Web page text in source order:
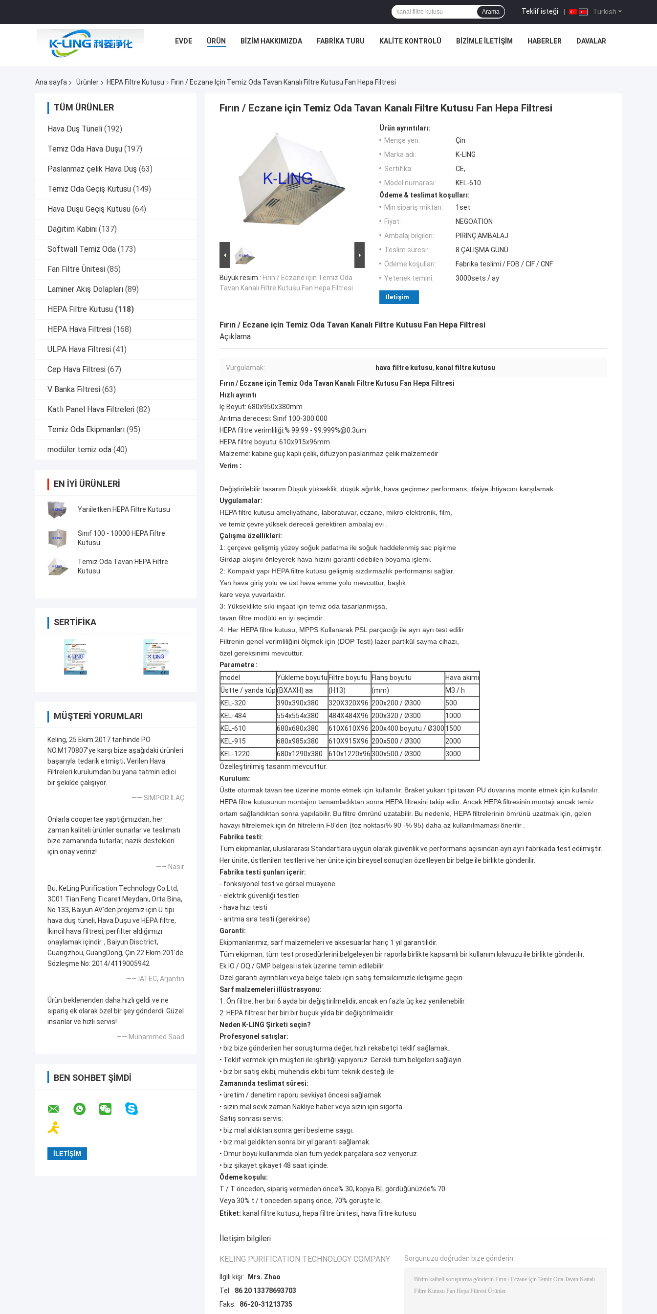
Turkish
Teklif isteği |
Arama
EVDE ÜRÜN BIZIM HAKKIMIZDA FABRIKA TURU KALITE KONTROLÜ BIZIMLE İLETIŞIM HABERLER DAVALAR
Ana sayfa Ürünler HEPA Filtre Kutusu Fırın / Eczane Için Temiz Oda Tavan Kanalı Filtre Kutusu Fan Hepa Filtresi
TÜM ÜRÜNLER
Hava Duş Tüneli (192)
Temiz Oda Hava Duşu (197)
Paslanmaz çelik Hava Duş (63)
Temiz Oda Geçiş Kutusu (149)
Hava Duşu Geçiş Kutusu (64)
Dağıtım Kabini (137)
Softwall Temiz Oda (173)
Fan Filtre Ünitesi (85)
Laminer Akış Dolapları (89)
HEPA Filtre Kutusu (118)
HEPA Hava Filtresi (168)
ULPA Hava Filtresi (41)
Cep Hava Filtresi (67)
V Banka Filtresi (63)
Katlı Panel Hava Filtreleri (82)
Temiz Oda Ekipmanları (95)
modüler temiz oda (40)
EN IYI ÜRÜNLERI
Yarıiletken HEPA Filtre Kutusu
Sınıf 100 - 10000 HEPA Filtre
Kutusu
Temiz Oda Tavan HEPA Filtre
Kutusu
SERTIFIKA
MÜŞTERI YORUMLARI
Keling, 25 Ekim.2017 tarihinde PO
NO.M170807'ye karşı bize aşağıdaki ürünleri
başarıyla tedarik etmişti; Verilen Hava
Filtreleri kurulumdan bu yana tatmin edici
bir şekilde çalışıyor.
—— SIMPOR İLAÇ
Onlarla coopertae yaptığımızdan, her
zaman kaliteli ürünler sunarlar ve teslimatı
bize zamanında tutarlar, nazik destekleri
için onay veririz!
—— Nasır
Bu, KeLing Purification Technology Co.Ltd,
3C01 Tian Feng Ticaret Meydanı, Orta Bina,
No 133, Baiyun AV'den projemiz için U tipi
hava duş tüneli, Hava Duşu ve HEPA filtre,
İkincil hava filtresi, perfilter aldığımızı
onaylamak içindir. , Baiyun Disctrict,
Guangzhou, GuangDong, Çin 22 Ekim 201'de
Sözleşme No: 2014/4119005942
—— IATEC, Arjantin
Ürün beklenenden daha hızlı geldi ve ne
sipariş ek olarak özel bir şey gönderdi. Güzel
insanlar ve hızlı servis!
—— Muhammed Saad
BEN SOHBET ŞIMDI
Fırın / Eczane için Temiz Oda Tavan Kanalı Filtre Kutusu Fan Hepa Filtresi
Büyük resim : Fırın / Eczane için Temiz Oda
Tavan Kanalı Filtre Kutusu Fan Hepa Filtresi
Ürün ayrıntıları:
Menşe yeri:
Çin
Marka adı:
K-LING
Sertifika:
CE,
Model numarası:
KEL-610
Ödeme & teslimat koşulları:
Min sipariş miktarı:
1set
Fiyat:
NEGOATION
Ambalaj bilgileri:
PİRİNÇ AMBALAJ
Teslim süresi:
8 ÇALIŞMA GÜNÜ
Ödeme koşulları:
Fabrika teslimi / FOB / CIF / CNF
Yetenek temini:
3000sets / ay
İletişim
Fırın / Eczane için Temiz Oda Tavan Kanalı Filtre Kutusu Fan Hepa Filtresi
Açıklama
Vurgulamak: hava filtre kutusu, kanal filtre kutusu
Fırın / Eczane için Temiz Oda Tavan Kanalı Filtre Kutusu Fan Hepa Filtresi
Hızlı ayrıntı
İç Boyut: 680x950x380mm
Arıtma derecesi: Sınıf 100-300.000
HEPA filtre verimliliği:% 99.99 - 99.999%@0.3um
HEPA filtre boyutu: 610x915x96mm
Malzeme: kabine güç kaplı çelik, difüzyon paslanmaz çelik malzemedir
Verim :
Değiştirilebilir tasarım Düşük yükseklik, düşük ağırlık, hava geçirmez performans, itfaiye ihtiyacını karşılamak
Uygulamalar:
HEPA filtre kutusu ameliyathane, laboratuvar, eczane, mikro-elektronik, film,
ve temizçevreyüksek dereceli gerektiren ambalaj evi .
Çalışma özellikleri:
1: çerçeve gelişmiş yüzey soğuk patlatma ile soğuk haddelenmiş sac pişirme
Girdap akışını önleyerek hava hızını garanti edebilen boyama işlemi.
2: Kompakt yapı HEPA filtre kutusu gelişmiş sızdırmazlık performansı sağlar.
Yan hava giriş yolu ve üst hava emme yolu mevcuttur, başlık
kare veya yuvarlaktır.
3: Yükseklikte sıkı inşaat için temiz oda tasarlanmışsa,
tavan filtre modülü en iyi seçimdir.
4: Her HEPA filtre kutusu, MPPS Kullanarak PSL parçacığı ile ayrı ayrı test edilir
Filtrenin genel verimliliğini ölçmek için (DOP Testi) lazer partikül sayma cihazı,
özel gereksinimi mevcuttur.
Parametre :
model
Yükleme boyutu Filtre boyutu Flanş boyutu
Hava akımı
Üstte / yanda tüp(BXAXH) aa (H13) (mm)
M3 / h
KEL-320
390x390x380 320X320X96 200x200 / Ø300
500
KEL-484
554x554x380 484X484X96 200x320 / Ø300
1000
KEL-610
680x680x380 610X610X96 200x400 boyutu / Ø300 1500
KEL-915
680x985x380 610X915X96 200x500 / Ø300
2000
KEL-1220
680x1290x380 610x1220x96300x500 / Ø300
3000
Özelleştirilmiş tasarım mevcuttur.
Kurulum:
Üstte oturmak tavan tee üzerine monte etmek için kullanılır. Braket yukarı tipitavan PU duvarına monte etmek için kullanılır.
HEPA filtre kutusunun montajını tamamladıktan sonra HEPA filtresini takip edin. Ancak HEPA filtresinin montajı ancak temiz
ortam sağlandıktan sonra yapılabilir. Bu filtre ömrünü uzatabilir. Bu nedenle, HEPA filtrelerinin ömrünü uzatmak için, gelen
havayı filtrelemek için ön filtrelerin F8'den (toz noktası% 90 -% 95) daha az kullanılmaması önerilir .
Fabrika testi:
Tüm ekipmanlar, uluslararası Standartlara uygun olarak güvenlik ve performans açısından ayrı ayrı fabrikada test edilmiştir.
Her ünite, üstlenilen testleri ve her ünite için bireysel sonuçları özetleyen bir belge ile birlikte gönderilir.
Fabrika testi şunları içerir:
- fonksiyonel test ve görsel muayene
- elektrik güvenliği testleri
- hava hızı testi
- arıtma sıra testi (gerekirse)
Garanti:
Ekipmanlarımız, sarf malzemeleri ve aksesuarlar hariç 1 yıl garantilidir.
Tüm ekipman, tüm test prosedürlerini belgeleyen bir raporla birlikte kapsamlı bir kullanım kılavuzu ile birlikte gönderilir.
Ek IO / OQ / GMP belgesi istek üzerine temin edilebilir.
Özel garanti ayrıntıları veya belge talebi için satış temsilcimizle iletişime geçin.
Sarf malzemeleri illüstrasyonu:
1: Ön filtre: her biri 6 ayda bir değiştirilmelidir, ancak en fazla üç kez yenilenebilir.
2: HEPA filtresi: her biri bir buçuk yılda bir değiştirilmelidir.
Neden K-LING Şirketi seçin?
Profesyonel satışlar:
• biz bize gönderilen her soruşturma değer, hızlı rekabetçi teklif sağlamak.
• Teklif vermek için müşteri ile işbirliği yapıyoruz. Gerekli tüm belgeleri sağlayın.
• biz bir satış ekibi, mühendis ekibi tüm teknik desteği ile
Zamanında teslimat süresi:
• üretim / denetim raporu sevkiyat öncesi sağlamak
• sizin mal sevk zaman Nakliye haber veya sizin için sigorta.
Satış sonrası servis:
• biz mal aldıktan sonra geri besleme saygı.
• biz mal geldikten sonra bir yıl garanti sağlamak.
• Ömür boyu kullanımda olan tüm yedek parçalara söz veriyoruz.
• biz şikayet şikayet 48 saat içinde.
Ödeme koşulu:
T / T önceden, sipariş vermeden önce% 30, kopya BL gördüğünüzde% 70
Veya 30% t / t önceden sipariş önce, 70% görüşte lc.
Etiket: kanal filtre kutusu, hepa filtre ünitesi, hava filtre kutusu
İletişim bilgileri
KELING PURIFICATION TECHNOLOGY COMPANY
İlgili kişi:
Mrs. Zhao
Tel:
86 20 13378693703
Faks:
86-20-31213735
Sorgunuzu doğrudan bize gönderin